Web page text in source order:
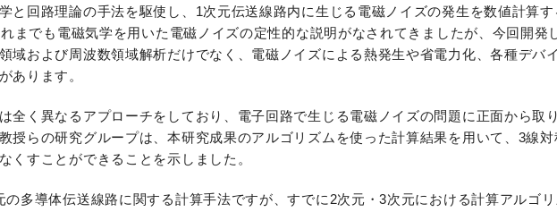
と回路理論の手法を駆使し、1次元伝送線路内に生じる電磁ノイズの発生を数値計算す
までも電磁気学を用いた電磁ノイズの定性的な説明がなされてきましたが、今回開発
域および周波数領域解析だけでなく、電磁ノイズによる熱発生や省電力化、各種デバ
あります。
全く異なるアプローチをしており、電子回路で生じる電磁ノイズの問題に正面から取
授らの研究グループは、本研究成果のアルゴリズムを使った計算結果を用いて、3線
くすことができることを示しました。
の多導体伝送線路に関する計算手法ですが、すでに2次元・3次元における計算アルゴ